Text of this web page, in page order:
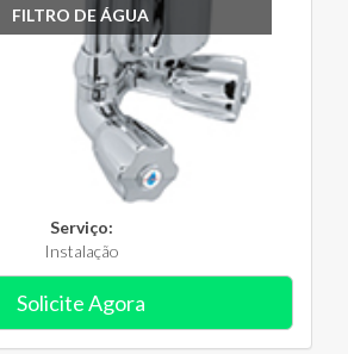
FILTRO DE ÁGUA
Serviço:
Instalação
Solicite Agora